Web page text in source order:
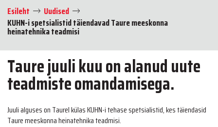
Esileht
Uudised
KUHN-i spetsialistid täiendavad Taure meeskonna
heinatehnika teadmisi
Taure juuli kuu on alanud uute
teadmiste omandamisega.
Juuli alguses on Taurel külas KUHN-i tehase spetsialistid, kes täiendasid
Taure meeskonna heinatehnika teadmisi.